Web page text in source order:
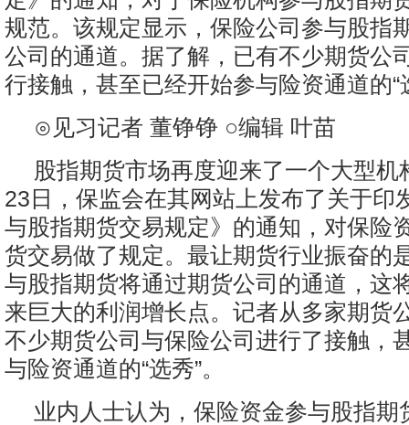
规范。该规定显示，保险公司参与股指
公司的通道。据了解，已有不少期货公
行接触，甚至已经开始参与险资通道的“
⊙见习记者 董铮铮 ○编辑 叶苗
股指期货市场再度迎来了一个大型机
23日，保监会在其网站上发布了关于印
与股指期货交易规定》的通知，对保险
货交易做了规定。最让期货行业振奋的
与股指期货将通过期货公司的通道，这
来巨大的利润增长点。记者从多家期货
不少期货公司与保险公司进行了接触，
与险资通道的“选秀”。
业内人士认为，保险资金参与股指期